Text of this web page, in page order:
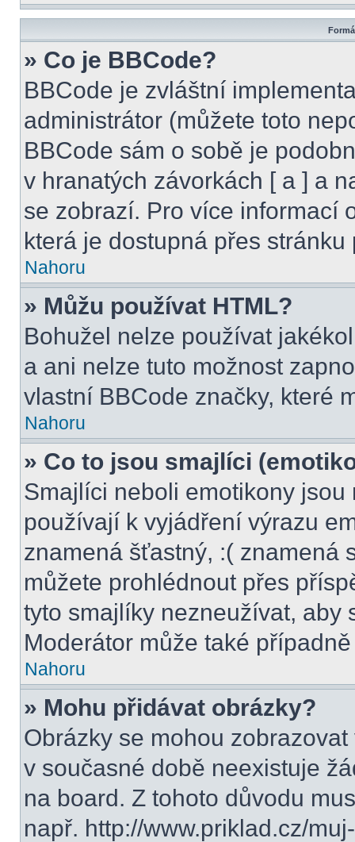
» Co je BBCode?
BBCode je zvláštní
administrátor (můžete toto
BBCode sám o sobě je
v hranatých závorkách [ a ] a
se zobrazí. Pro více informací
která je dostupná přes stránku
Nahoru
» Můžu používat HTML?
Bohužel nelze používat
a ani nelze tuto možnost
vlastní BBCode značky, které
Nahoru
» Co to jsou smajlíci
Smajlíci neboli emotikony
používají k vyjádření výrazu
znamená šťastný, :( znamená
můžete prohlédnout přes
tyto smajlíky nezneužívat, aby
Moderátor může také
Nahoru
» Mohu přidávat obrázky?
Obrázky se mohou
v současné době neexistuje
na board. Z tohoto důvodu
např. http://www.priklad.cz/